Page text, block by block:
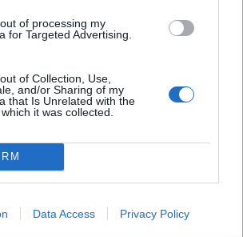
of processing my
for Targeted Advertising.
of Collection, Use,
and/or Sharing of my
that Is Unrelated with the
it was collected.
Data Access Privacy Policy